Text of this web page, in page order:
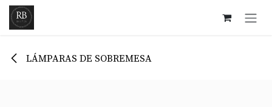
Ir al contenido
LÁMPARAS DE SOBREMESA